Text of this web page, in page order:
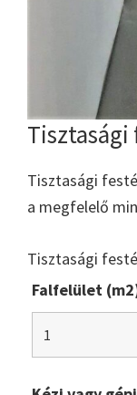
Tisztasági
Tisztasági
a megfelelő
Tisztasági
Falfelület